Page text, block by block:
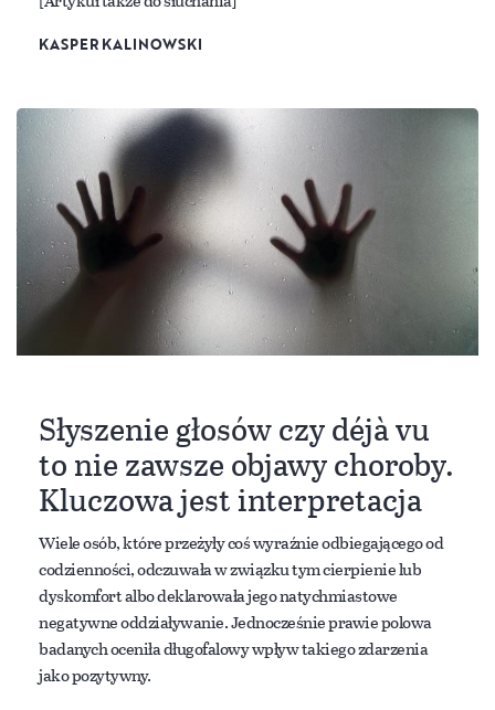
KASPER KALINOWSKI
Słyszenie głosów czy déjà vu
to nie zawsze objawy choroby.
Kluczowa jest interpretacja
Wiele osób, które przeżyły coś wyraźnie odbiegającego od
codzienności, odczuwała w związku tym cierpienie lub
dyskomfort albo deklarowała jego natychmiastowe
negatywne oddziaływanie. Jednocześnie prawie polowa
badanych oceniła długofalowy wpływ takiego zdarzenia
jako pozytywny.